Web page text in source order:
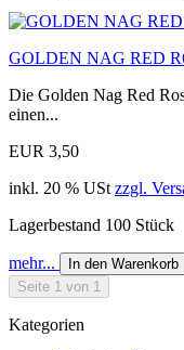
GOLDEN NAG RED
Die Golden Nag Red
einen...
EUR 3,50
inkl. 20 % USt zzgl.
Lagerbestand 100 Stück
mehr...
In den Warenkorb
Seite 1 von 1
Kategorien